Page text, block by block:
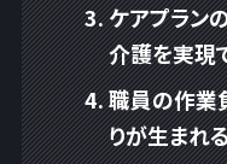
ケアプラン
介護を実現
職員の作業
りが生まれ